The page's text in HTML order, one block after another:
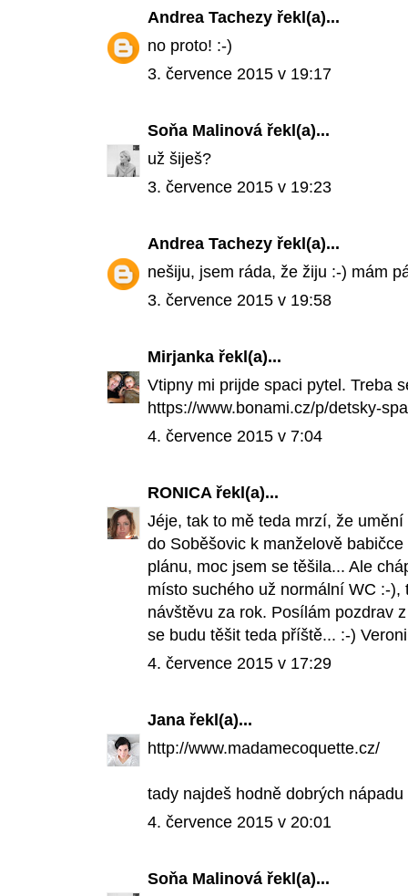
Andrea Tachezy řekl(a)...
no proto! :-)
3. července 2015 v 19:17
Soňa Malinová řekl(a)...
už šiješ?
3. července 2015 v 19:23
Andrea Tachezy řekl(a)...
nešiju, jsem ráda, že žiju :-) mám
3. července 2015 v 19:58
Mirjanka řekl(a)...
Vtipny mi prijde spaci pytel. Treba
https://www.bonami.cz/p/detsky-
4. července 2015 v 7:04
RONICAřekl(a)...
Jéje, tak to mě teda mrzí, že
do Soběšovic k manželově
plánu, moc jsem se těšila... Ale
místo suchého už normální WC :-
návštěvu za rok. Posílám pozdrav
se budu těšit teda příště... :-)
4. července 2015 v 17:29
Jana řekl(a)...
http://www.madamecoquette.cz/
tady najdeš hodně dobrých nápadu
4. července 2015 v 20:01
Soňa Malinová řekl(a)...